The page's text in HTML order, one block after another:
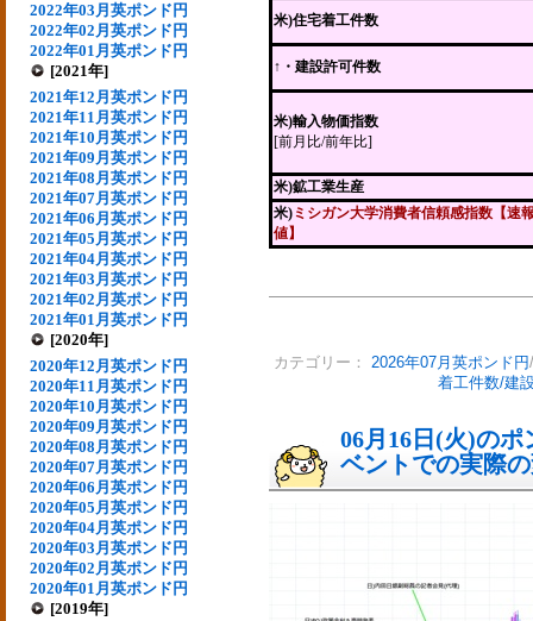
2022年03月英ポンド円
2022年02月英ポンド円
2022年01月英ポンド円
[2021年]
2021年12月英ポンド円
2021年11月英ポンド円
2021年10月英ポンド円
2021年09月英ポンド円
2021年08月英ポンド円
2021年07月英ポンド円
2021年06月英ポンド円
2021年05月英ポンド円
2021年04月英ポンド円
2021年03月英ポンド円
2021年02月英ポンド円
2021年01月英ポンド円
[2020年]
2020年12月英ポンド円
2020年11月英ポンド円
2020年10月英ポンド円
2020年09月英ポンド円
2020年08月英ポンド円
2020年07月英ポンド円
2020年06月英ポンド円
2020年05月英ポンド円
2020年04月英ポンド円
2020年03月英ポンド円
2020年02月英ポンド円
2020年01月英ポンド円
[2019年]
米)住宅着工件数
↑・建設許可件数
米)輸入物価指数
[前月比/前年比]
米)鉱工業生産
米) ミシガン大学消費者信頼感指数【速
値】
カテゴリー： 2026年07月英ポンド円
着工件数/建
06月16日(火)の
ベントでの実際